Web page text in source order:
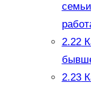
2.22
2.23